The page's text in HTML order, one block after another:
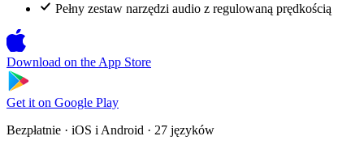
Pełny zestaw narzędzi audio z regulowaną prędkością
Download on the App Store
Get it on Google Play
Bezpłatnie · iOS i Android · 27 języków